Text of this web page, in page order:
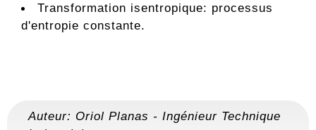
Transformation isentropique: processus
d'entropie constante.
Auteur: Oriol Planas - Ingénieur Technique